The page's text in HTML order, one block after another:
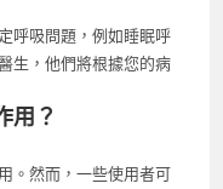
呼吸問題，例如睡眠呼
生，他們將根據您的病
用？
。然而，一些使用者可